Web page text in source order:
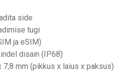
side
tugi
ja eSIM)
disain (IP68)
mm (pikkus x laius x paksus)